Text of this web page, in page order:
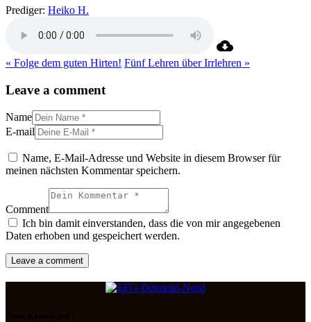
Prediger: Heiko H.
« Folge dem guten Hirten! Fünf Lehren über Irrlehren »
Leave a comment
Name
E-mail
Name, E-Mail-Adresse und Website in diesem Browser für
meinen nächsten Kommentar speichern.
Comment
Ich bin damit einverstanden, dass die von mir angegebenen
Daten erhoben und gespeichert werden.